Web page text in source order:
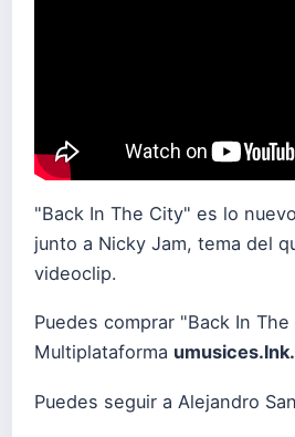
"Back In The City" es lo
junto a Nicky Jam, tema del
videoclip.
Puedes comprar "Back In
Multiplataforma
Puedes seguir a Alejandro